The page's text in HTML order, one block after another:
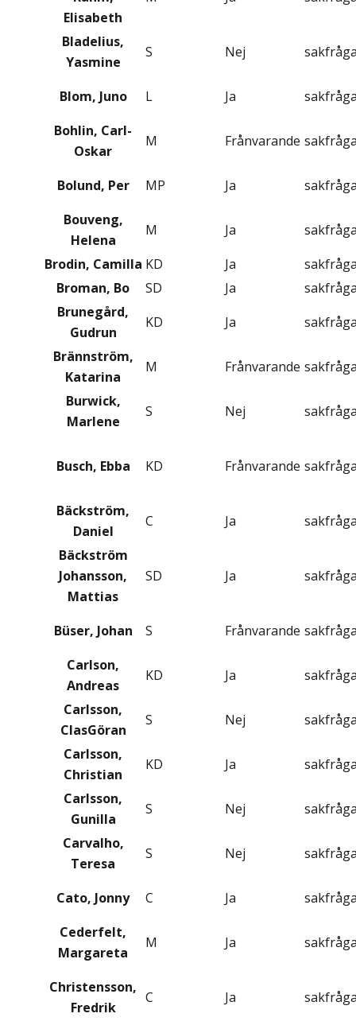
Elisabeth
Bladelius,
Yasmine
S Nej
Blom, Juno L Ja
Bohlin, Carl-
Oskar
M Frånvarande
Bolund, Per MP Ja
Bouveng,
Helena
M Ja
Brodin, Camilla KD Ja
Broman, Bo
SD Ja
Brunegård,
Gudrun
KD Ja
Brännström,
Katarina
M Frånvarande
Burwick,
Marlene
S Nej
Busch, Ebba KD Frånvarande
Bäckström,
Daniel
C Ja
Bäckström
Johansson,
Mattias
SD Ja
Büser, Johan S Frånvarande
Carlson,
Andreas
KD Ja
Carlsson,
ClasGöran
S Nej
Carlsson,
Christian
KD Ja
Carlsson,
Gunilla
S Nej
Carvalho,
Teresa
S Nej
Cato, Jonny C Ja
Cederfelt,
Margareta
M Ja
Christensson,
Fredrik
C Ja